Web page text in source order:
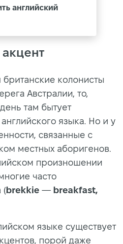
английский
британские колонисты
Австралии, то,
там бытует
языка. Но и у
связанные с
местных аборигенов.
произношении
часто
(brekkie — breakfast,
языке существует
порой даже